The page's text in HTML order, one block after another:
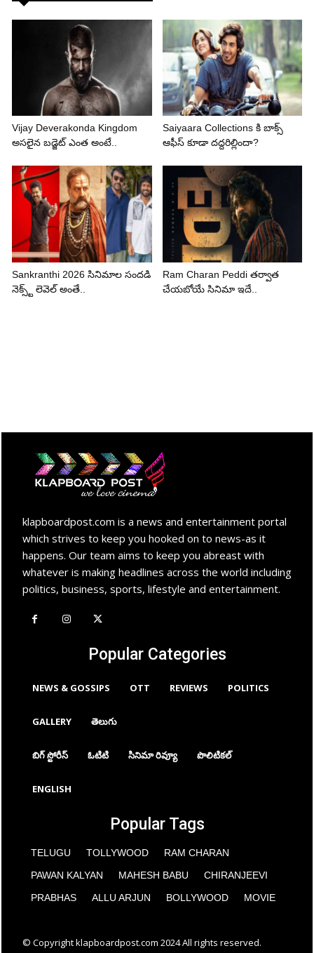
Vijay Deverakonda Kingdom
అసలైన బడ్జెట్ ఎంత అంటే..
Saiyaara Collections కి బాక్స్
ఆఫీస్ కూడా దద్దరిల్లిందా?
Sankranthi 2026 సినిమాల సందడి
నెక్స్ట్ లెవెల్ అంతే..
Ram Charan Peddi తర్వాత
చేయబోయే సినిమా ఇదే..
klapboardpost.com is a news and entertainment portal
which strives to keep you hooked on to news-as it
happens. Our team aims to keep you abreast with
whatever is making headlines across the world including
politics, business, sports, lifestyle and entertainment.
Popular Categories
NEWS & GOSSIPS OTT REVIEWS POLITICS
GALLERY తెలుగు
బిగ్ స్టోరీస్ ఓటిటి సినిమా రివ్యూ పొలిటికల్
ENGLISH
Popular Tags
TELUGU TOLLYWOOD
RAM CHARAN
PAWAN KALYAN
MAHESH BABU
CHIRANJEEVI
PRABHAS
ALLU ARJUN BOLLYWOOD MOVIE
© Copyright klapboardpost.com 2024 All rights reserved.